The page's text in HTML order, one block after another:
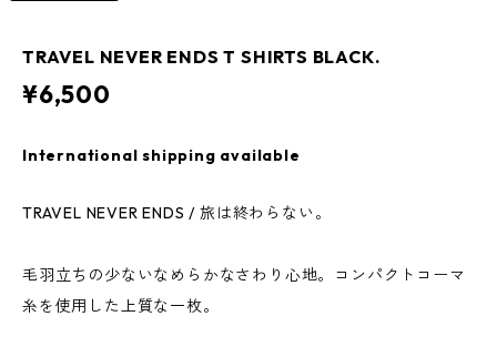
TRAVEL NEVER ENDS T SHIRTS BLACK.
¥6,500
International shipping available
TRAVEL NEVER ENDS / 旅は終わらない。
毛羽立ちの少ないなめらかなさわり心地。コンパクトコーマ
糸を使用した上質な一枚。